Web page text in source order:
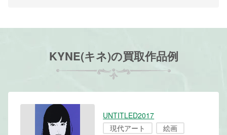
KYNE(キネ)の買取作品例
UNTITLED2017
現代アート
絵画